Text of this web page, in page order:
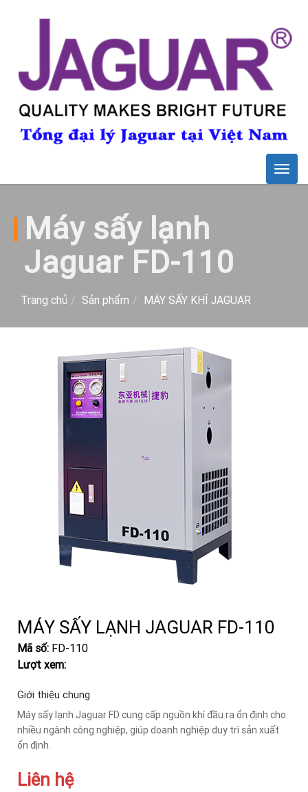
Máy sấy lạnh
Jaguar FD-110
Trang chủ Sản phẩm MÁY SẤY KHÍ JAGUAR
MÁY SẤY LẠNH JAGUAR FD-110
Mã số: FD-110
Lượt xem:
Giới thiệu chung
Máy sấy lạnh Jaguar FD cung cấp nguồn khí đầu ra ổn định cho
nhiều ngành công nghiệp, giúp doanh nghiệp duy trì sản xuất
ổn định.
Liên hệ